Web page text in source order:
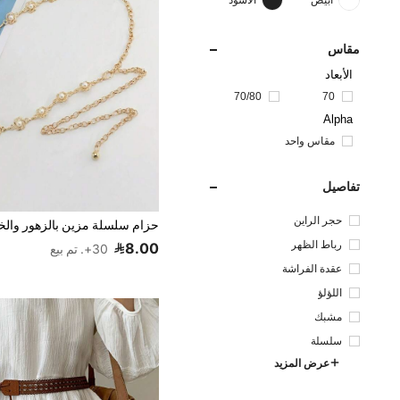
مقاس
الأبعاد
70
70/80
Alpha
مقاس واحد
تفاصيل
حجر الراين
رباط الظهر
عقدة الفراشة
اللؤلؤ
مشبك
سلسلة
عرض المزيد
8.00 30+. تم بيع